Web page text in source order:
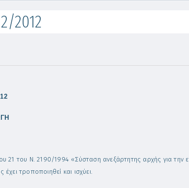
2012
21 του Ν. 2190/1994 «Σύσταση ανεξάρτητης αρχής για την
τροποποιηθεί και ισχύει.